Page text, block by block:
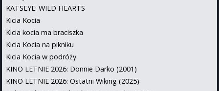
KATSEYE: WILD HEARTS
Kicia Kocia
Kicia kocia ma braciszka
Kicia Kocia na pikniku
Kicia Kocia w podróży
KINO LETNIE 2026: Donnie Darko (2001)
KINO LETNIE 2026: Ostatni Wiking (2025)